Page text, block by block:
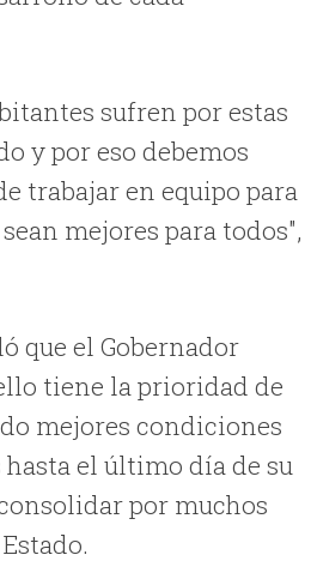
sufren por estas
y por eso debemos
trabajar en equipo para
mejores para todos",
que el Gobernador
tiene la prioridad de
mejores condiciones
el último día de su
por muchos